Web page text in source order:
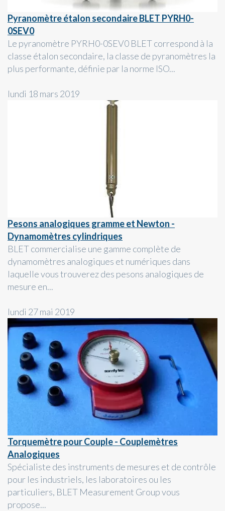
Pyranomètre étalon secondaire BLET PYRH0-
0SEV0
Le pyranomètre PYRH0-0SEV0 BLET correspond à la
classe étalon secondaire, la classe de pyranomètres la
plus performante, définie par la norme ISO...
lundi 18 mars 2019
Pesons analogiques gramme et Newton -
Dynamomètres cylindriques
BLET commercialise une gamme complète de
dynamomètres analogiques et numériques dans
laquelle vous trouverez des pesons analogiques de
mesure en...
lundi 27 mai 2019
Torquemètre pour Couple - Couplemètres
Analogiques
Spécialiste des instruments de mesures et de contrôle
pour les industriels, les laboratoires ou les
particuliers, BLET Measurement Group vous
propose...